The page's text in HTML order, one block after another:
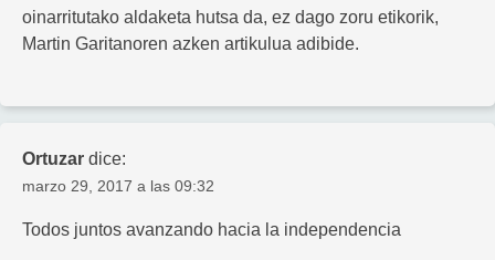
oinarritutako aldaketa hutsa da, ez dago zoru etikorik,
Martin Garitanoren azken artikulua adibide.
Ortuzar dice:
marzo 29, 2017 a las 09:32
Todos juntos avanzando hacia la independencia